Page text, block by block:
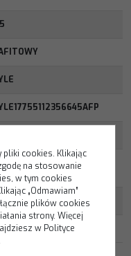
- ANTHRACITE FRONT
KG
cookies. Klikając
na stosowanie
w tym cookies
„Odmawiam”
plików cookies
strony. Więcej
w Polityce